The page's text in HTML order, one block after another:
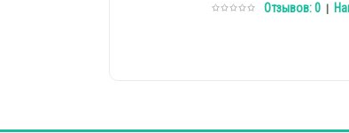
Отзывов: 0|